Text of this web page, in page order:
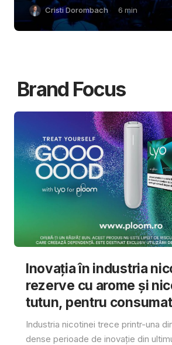
Cristi Dorombach 6 min
Brand Focus
Inovația în industria
rezerve cu arome și
tutun, pentru
Industria nicotinei trece printr-una
dense perioade de inovație din